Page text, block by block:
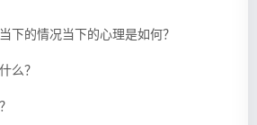
下的情况当下的心理是如何？
么？